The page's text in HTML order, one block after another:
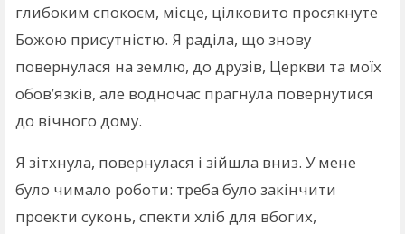
глибоким спокоєм, місце, цілковито просякнуте
Божою присутністю. Я раділа, що знову
повернулася на землю, до друзів, Церкви та моїх
обов’язків, але водночас прагнула повернутися
до вічного дому.
Я зітхнула, повернулася і зійшла вниз. У мене
було чимало роботи: треба було закінчити
проекти суконь, спекти хліб для вбогих,